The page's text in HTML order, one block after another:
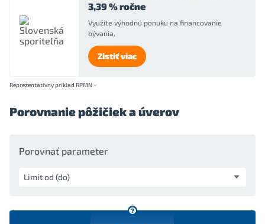
3,39 % ročne
Využite výhodnú ponuku na financovanie
bývania.
Zistiť viac
Reprezentatívny príklad RPMN
Porovnanie pôžičiek a úverov
Porovnať parameter